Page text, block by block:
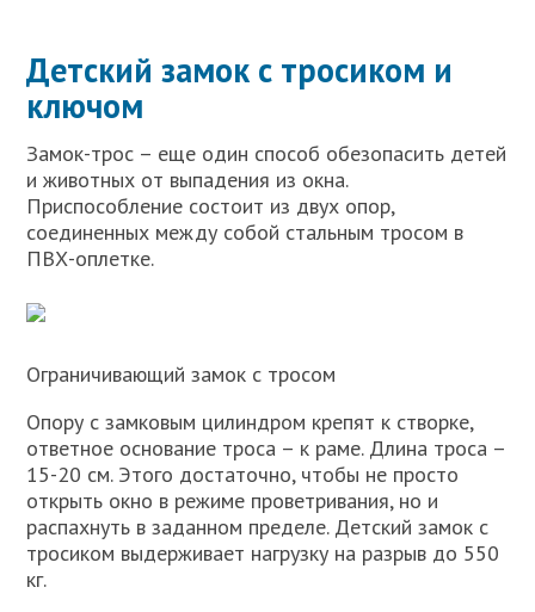
Детский замок с тросиком и
ключом
Замок-трос – еще один способ обезопасить детей
и животных от выпадения из окна.
Приспособление состоит из двух опор,
соединенных между собой стальным тросом в
ПВХ-оплетке.
Ограничивающий замок с тросом
Опору с замковым цилиндром крепят к створке,
ответное основание троса – к раме. Длина троса –
15-20 см. Этого достаточно, чтобы не просто
открыть окно в режиме проветривания, но и
распахнуть в заданном пределе. Детский замок с
тросиком выдерживает нагрузку на разрыв до 550
кг.